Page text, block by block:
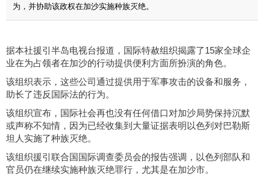
为，并协助该政权在加沙实施种族灭绝。
据本社援引半岛电视台报道，国际特赦组织揭露了15家全球企
业在为占领者在加沙的行动提供便利方面所扮演的角色。
该组织表示，这些公司通过提供用于军事攻击的设备和服务，
助长了违反国际法的行为。
该组织宣布，国际社会再也没有任何借口对加沙局势保持沉默
或声称不知情，因为已经收集到大量证据表明以色列对巴勒斯
坦人实施了种族灭绝。
该组织援引联合国国际调查委员会的报告强调，以色列部队和
官员仍在继续实施种族灭绝罪行，尤其是在加沙市。